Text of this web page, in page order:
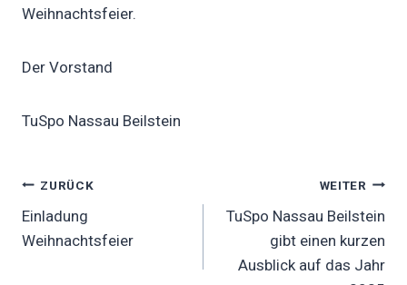
Weihnachtsfeier.
Der Vorstand
TuSpo Nassau Beilstein
Beitragsnavigation
ZURÜCK
Einladung
Weihnachtsfeier
WEITER
TuSpo Nassau Beilstein
gibt einen kurzen
Ausblick auf das Jahr